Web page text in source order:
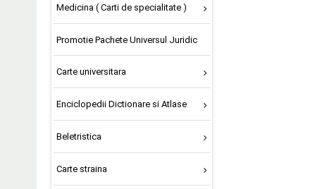
Medicina ( Carti de specialitate )
Promotie Pachete Universul Juridic
Carte universitara
Enciclopedii Dictionare si Atlase
Beletristica
Carte straina